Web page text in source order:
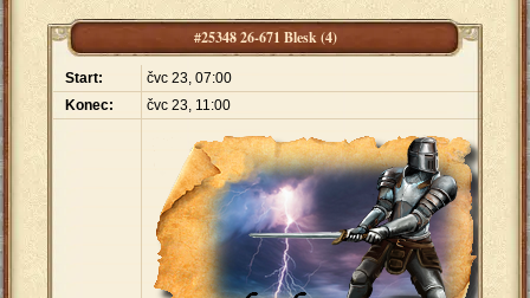
#25348 26-671 Blesk (4)
Start:
čvc 23, 07:00
Konec:
čvc 23, 11:00